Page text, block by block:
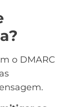
o DMARC